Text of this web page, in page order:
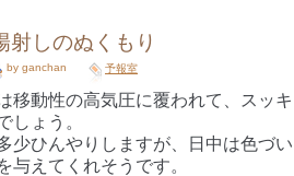
射しのぬくもり
by ganchan 予報室
移動性の高気圧に覆われて、スッ
しょう。
少ひんやりしますが、日中は色づ
与えてくれそうです。